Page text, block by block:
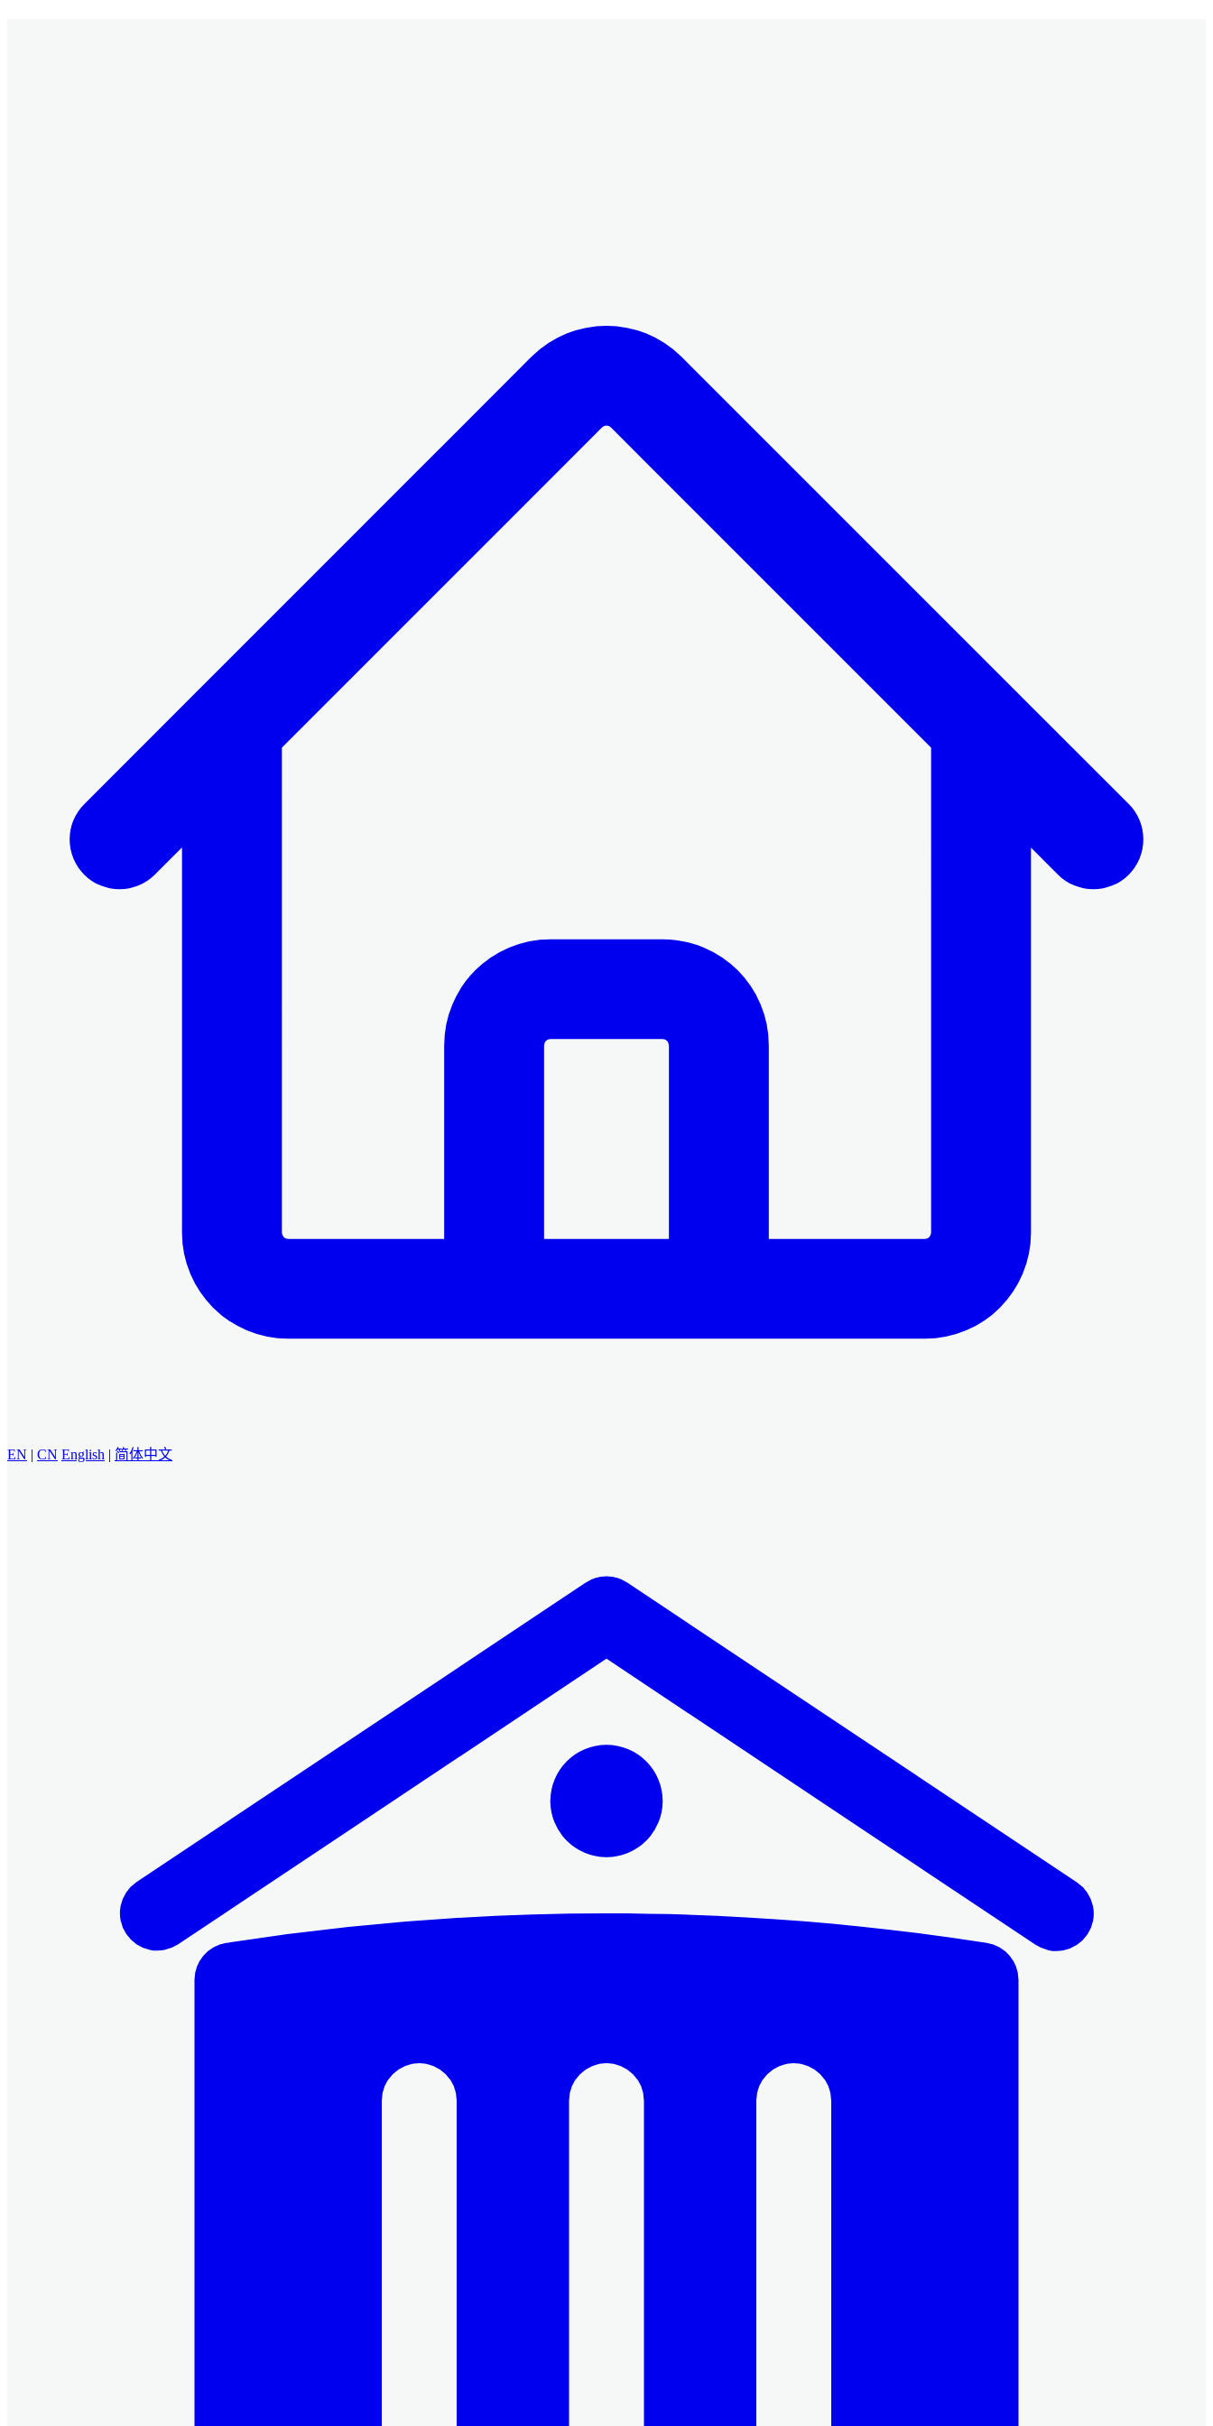
EN | CN English | 简体中文